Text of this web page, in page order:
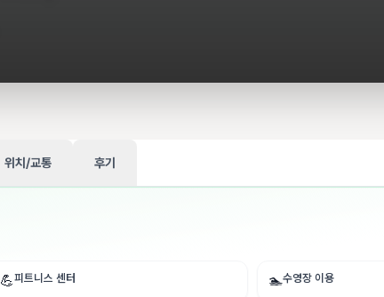
위치/교통 후기
💪피트니스 센터 🏊수영장 이용